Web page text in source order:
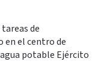
de
el centro de
potable Ejército